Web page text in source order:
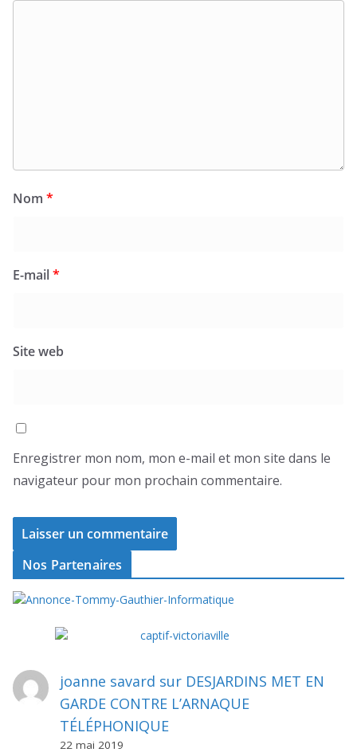
Nom *
E-mail*
Site web
Enregistrer mon nom, mon e-mail et mon site dans le
navigateur pour mon prochain commentaire.
Nos Partenaires
joanne savard sur DESJARDINS MET EN
GARDE CONTRE L’ARNAQUE
TÉLÉPHONIQUE
22 mai 2019